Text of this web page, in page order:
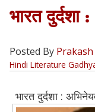
भारत दुर्दशा
Posted By
Hindi Literature
भारत दुर्दशा :